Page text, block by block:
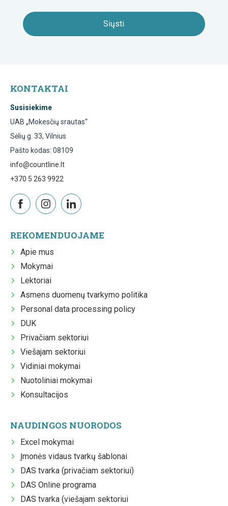
KONTAKTAI
Susisiekime
UAB „Mokesčių srautas“
Sėlių g. 33, Vilnius
Pašto kodas: 08109
info@countline.lt
+370 5 263 9922
REKOMENDUOJAME
Apie mus
Mokymai
Lektoriai
Asmens duomenų tvarkymo politika
Personal data processing policy
DUK
Privačiam sektoriui
Viešajam sektoriui
Vidiniai mokymai
Nuotoliniai mokymai
Konsultacijos
NAUDINGOS NUORODOS
Excel mokymai
Įmonės vidaus tvarkų šablonai
DAS tvarka (privačiam sektoriui)
DAS Online programa
DAS tvarka (viešajam sektoriui